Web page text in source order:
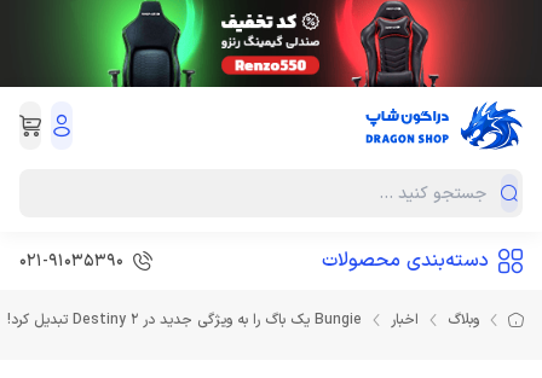
دسته‌بندی محصولات 021-91035390
وبلاگ اخبار Bungie یک باگ را به ویژگی جدید در Destiny 2 تبدیل کرد!